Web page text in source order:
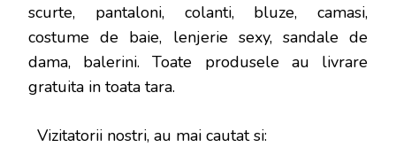
scurte, pantaloni, colanti, bluze, camasi,
costume de baie, lenjerie sexy, sandale de
dama, balerini. Toate produsele au livrare
gratuita in toata tara.
Vizitatorii nostri, au mai cautat si: